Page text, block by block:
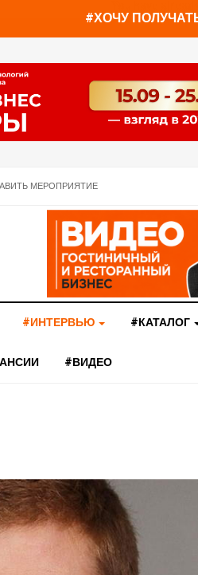
#ХОЧУ
МЕРОПРИЯТИЕ
#ИНТЕРВЬЮ #КАТАЛОГ
#ВИДЕО